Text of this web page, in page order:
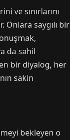
ve sınırlarını
saygılı bir
da sahil
bir diyalog, her
sakin
bekleyen o